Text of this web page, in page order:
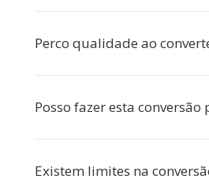
Perco qualidade ao
Posso fazer esta conversão
Existem limites na